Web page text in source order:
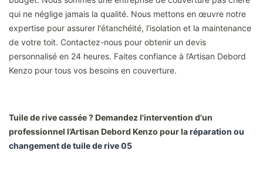
qui ne néglige jamais la qualité. Nous mettons en œuvre notre
expertise pour assurer l'étanchéité, l'isolation et la maintenance
de votre toit. Contactez-nous pour obtenir un devis
personnalisé en 24 heures. Faites confiance à l’Artisan Debord
Kenzo pour tous vos besoins en couverture.
Tuile de rive cassée ? Demandez l'intervention d'un
professionnel l’Artisan Debord Kenzo pour laréparation ou
changement de tuile de rive 05